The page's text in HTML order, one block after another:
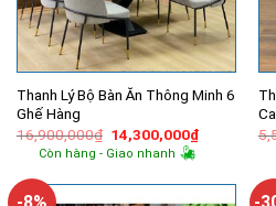
Thanh Lý Bộ Bàn Ăn Thông Minh 6
Ghế Hàng
16,900,000₫ Giá
gốc
là:
14,300,000₫Giá
hiện
Còn hàng - Giao nhanh